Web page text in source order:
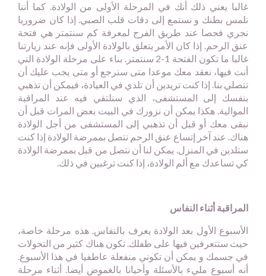
غالبا يعني ذلك أنك في المرحلة الأولى من الولادة. كما أننا
نلمس بطنك و نستمع إلى دقات قلب الصبي. إذا كان ضروريا
نجري فحصا عند طريق الفرج لمعرفة كم سنتمتر هي فتحة
عنق الرحم. إذا كان الأمر يتعلق بالولادة الأولى فإنه عند زيارتنا
غالبا ما تكون الفتحة 1-2 سنتمتر. بناء على مرحلة الولادة التي
أنت فيها، نعقد معك موعدا متى سنرجع أو متى يجب عليك أن
تتصلي بنا. إذا كنت تريدين أن تلدي في العيادة، فيمكن أن تذهبي
بنفسك إلى المستشفى، الذي سنلتقي فيه عند المراقبة
الموالية. هكذا يمكن أن نزورك في البيت بعض المرات قبل أن
نبقى معك أو قبل أن تذهبي إلى المستشفى من أجل الولادة
هناك. عند آخر إتساع عنق الرحم نتصل بممرضة الولادة إذا كنت
ستلدين في المنزل. يمكن لنا أن نتصل من قبل بممرضة الولادة
كي تساعدك مع ألم الولادة، إذا كنت ترغبين في ذلك.
المراقبة أثناء النفاس
الأسبوع الأول بعد الولادة يعرف بالنفاس. هذه مرحلة خاصة،
حيث ستتعرفين فيها على طفلك. تكون هناك كثير من التحولات
في جسمك و يمكن أن تكوني منفعلة عاطفيا في هذا الأسبوع.
أنه أسبوع مليء بالأسئلة وأحيانا بالغموض أيضا. أثناء مرحلة